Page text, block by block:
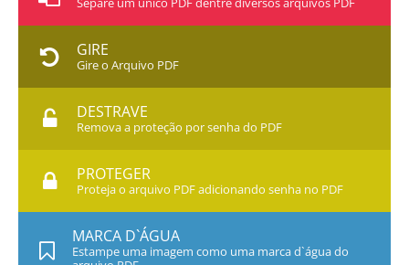
GIRE
Gire o Arquivo PDF
DESTRAVE
Remova a proteção por senha do PDF
PROTEGER
Proteja o arquivo PDF adicionando senha no PDF
MARCA D`ÁGUA
Estampe uma imagem como uma marca d`água do